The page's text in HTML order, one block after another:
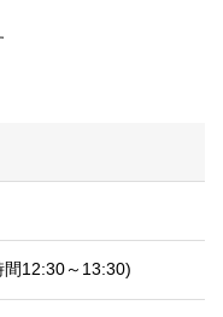
12:30～13:30)